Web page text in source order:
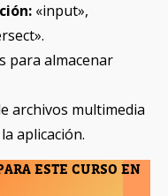
«input»,
para almacenar
archivos multimedia
aplicación.
ESTE CURSO EN